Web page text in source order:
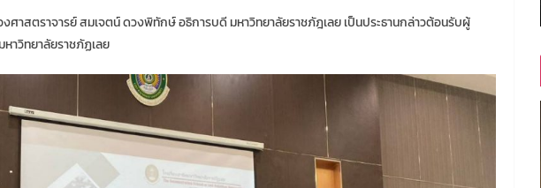
ศาสตราจารย์ สมเจตน์ ดวงพิทักษ์ อธิการบดี มหาวิทยาลัยราชภัฎเลย เป็นประธานกล่าวต้อนรับผู้
าวิทยาลัยราชภัฏเลย